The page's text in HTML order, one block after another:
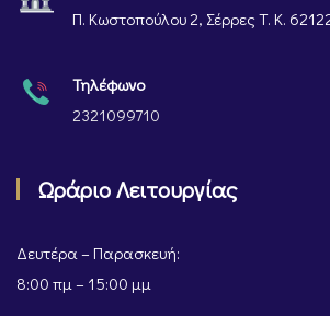
Π. Κωστοπούλου 2, Σέρρες Τ. Κ.
Τηλέφωνο
2321099710
Ωράριο Λειτουργίας
Δευτέρα – Παρασκευή:
8:00 πμ – 15:00 μμ